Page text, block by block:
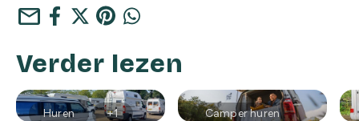
mail
Verder lezen
Huren +1
Camper huren